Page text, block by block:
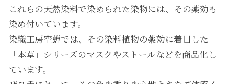
これらの天然染料で染められた染物には、その薬効も
染め付いています。
染織工房空蝉では、その染料植物の薬効に着目した
「本草」シリーズのマスクやストールなどを商品化し
ています。